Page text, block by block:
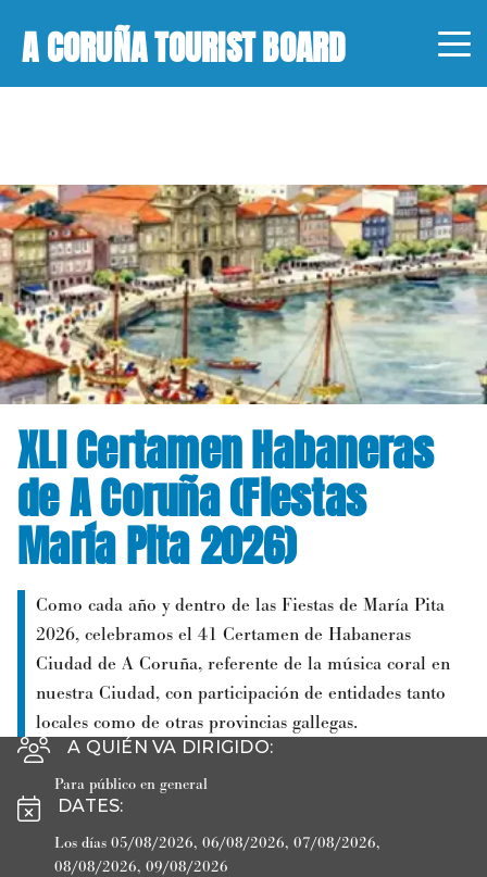
A CORUÑA TOURIST BOARD
XLI Certamen Habaneras
de A Coruña (Fiestas
María Pita 2026)
Como cada año y dentro de las Fiestas de María Pita
2026, celebramos el 41 Certamen de Habaneras
Ciudad de A Coruña, referente de la música coral en
nuestra Ciudad, con participación de entidades tanto
locales como de otras provincias gallegas.
A QUIÉN VA DIRIGIDO:
Para público en general
DATES:
Los días 05/08/2026, 06/08/2026, 07/08/2026,
08/08/2026, 09/08/2026